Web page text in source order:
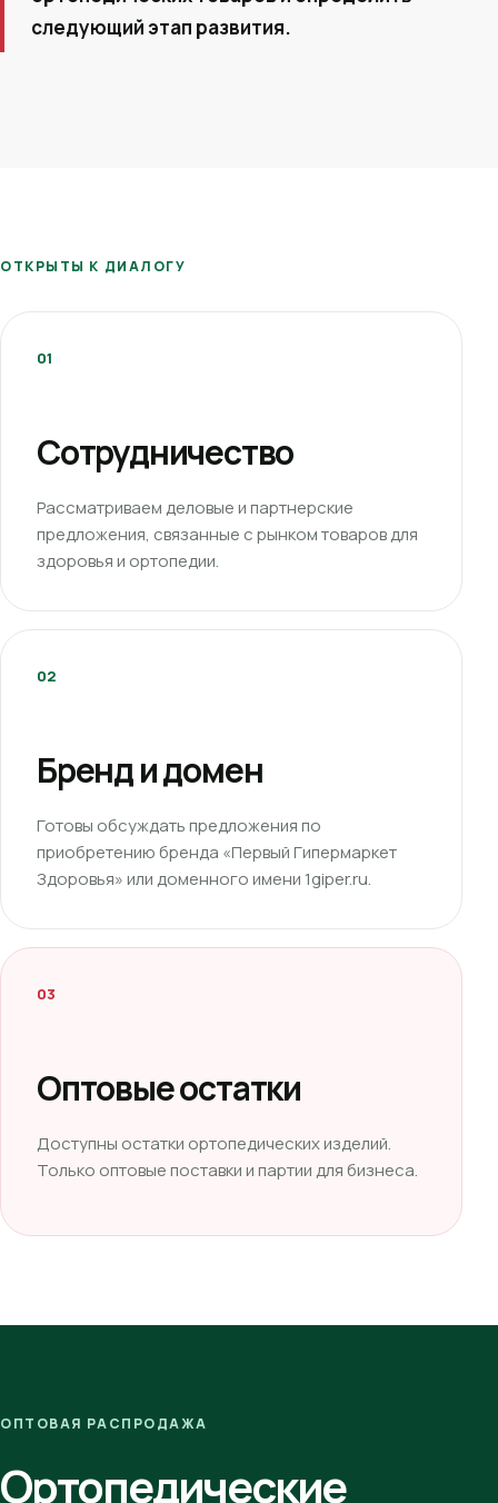
следующий этап развития.
ОТКРЫТЫ К ДИАЛОГУ
01
Сотрудничество
Рассматриваем деловые и партнерские
предложения, связанные с рынком товаров для
здоровья и ортопедии.
02
Бренд и домен
Готовы обсуждать предложения по
приобретению бренда «Первый Гипермаркет
Здоровья» или доменного имени 1giper.ru.
03
Оптовые остатки
Доступны остатки ортопедических изделий.
Только оптовые поставки и партии для бизнеса.
ОПТОВАЯ РАСПРОДАЖА
Ортопедические